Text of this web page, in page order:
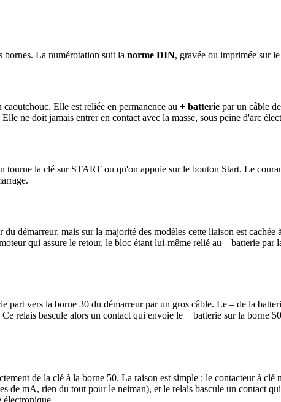
bornes. La numérotation suit la norme DIN, gravée ou imprimée sur
Elle est reliée en permanence au + batterie par un câble
ne doit jamais entrer en contact avec la masse, sous peine d'arc
tourne la clé sur START ou qu'on appuie sur le bouton Start. Le
démarreur, mais sur la majorité des modèles cette liaison est
qui assure le retour, le bloc étant lui-même relié au – batterie par
part vers la borne 30 du démarreur par un gros câble. Le – de la
relais bascule alors un contact qui envoie le + batterie sur la borne
de la clé à la borne 50. La raison est simple : le contacteur à clé
de mA, rien du tout pour le neiman), et le relais bascule un contact